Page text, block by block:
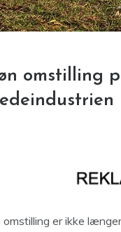
omstilling
omstilling er ikke